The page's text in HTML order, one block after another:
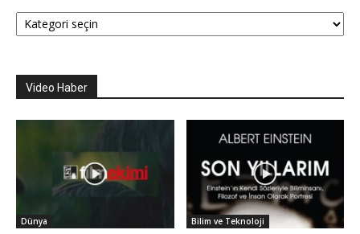
Kategoriler
Video Haber
Dünya Bilim ve Teknoloji